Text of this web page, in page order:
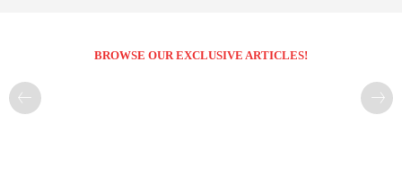
BROWSE OUR EXCLUSIVE ARTICLES!